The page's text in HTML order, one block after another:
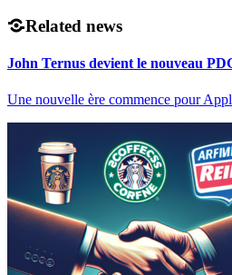
Related news
John Ternus devient le nouveau
Une nouvelle ère commence pour